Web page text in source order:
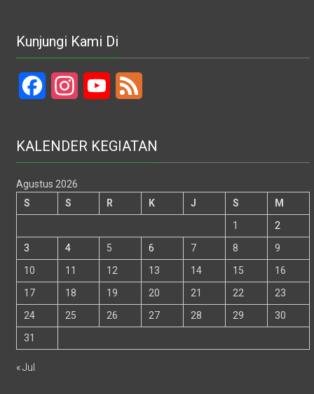
Kunjungi Kami Di
FacebookInstagramYouTube
KALENDER KEGIATAN
Agustus 2026
S
S R K J S
M
1
2
3
4 5 6 7 8
9
10
11 12 13 14 15
16
17
18 19 20 21 22
23
24
25 26 27 28 29
30
31
« Jul